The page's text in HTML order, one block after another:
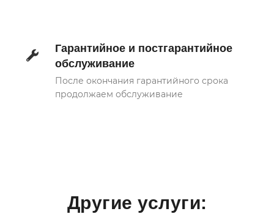
Гарантийное и постгарантийное
обслуживание
После окончания гарантийного срока
продолжаем обслуживание
Другие услуги: